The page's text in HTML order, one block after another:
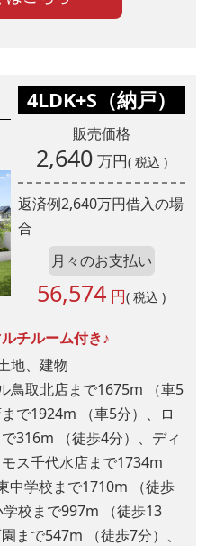
4LDK+S（納戸）
販売価格
2,640万円( 税込 )
返済例2,640万円借入の場
合
月々のお支払い
56,574 円( 税込 )
チルーム付き♪
地、建物
鳥取北店まで1675m （車5
で1924m （車5分）、ロ
316m （徒歩4分）、ディ
ス千代水店まで1734m
中学校まで1710m （徒歩
校まで997m （徒歩13
まで547m （徒歩7分）、
る
、洗面、トイレ等)の
合いそう
ている上位３項目を番号で教え